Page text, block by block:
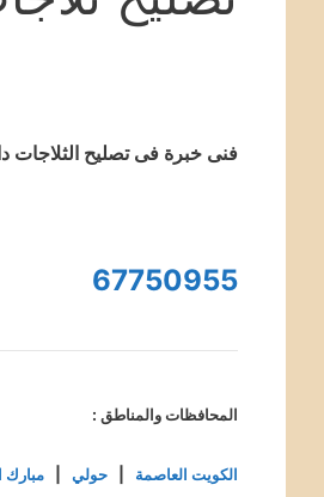
فنى خبرة فى تصليح الثلاجات
67750955
المحافظات والمناطق :
الكويت العاصمة حولي مبارك